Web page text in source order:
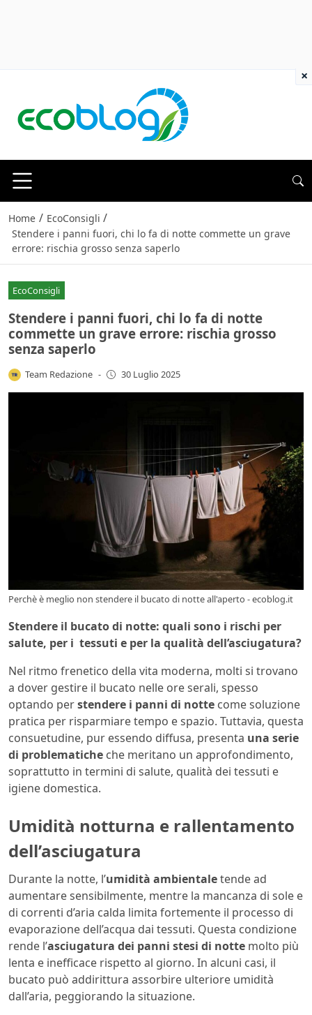
Home / EcoConsigli /
Stendere i panni fuori, chi lo fa di notte commette un grave
errore: rischia grosso senza saperlo
EcoConsigli
Stendere i panni fuori, chi lo fa di notte
commette un grave errore: rischia grosso
senza saperlo
Team Redazione - 30 Luglio 2025
Perchè è meglio non stendere il bucato di notte all'aperto - ecoblog.it
Stendere il bucato di notte: quali sono i rischi per
salute, per i tessuti e per la qualità dell’asciugatura?
Nel ritmo frenetico della vita moderna, molti si trovano
a dover gestire il bucato nelle ore serali, spesso
optando perstendere i panni di notte come soluzione
pratica per risparmiare tempo e spazio. Tuttavia, questa
consuetudine, pur essendo diffusa, presenta una serie
di problematiche che meritano un approfondimento,
soprattutto in termini di salute, qualità dei tessuti e
igiene domestica.
Umidità notturna e rallentamento
dell’asciugatura
Durante la notte, l’umidità ambientaletende ad
aumentare sensibilmente, mentre la mancanza di sole e
di correnti d’aria calda limita fortemente il processo di
evaporazione dell’acqua dai tessuti. Questa condizione
rende l’asciugatura dei panni stesi di notte molto più
lenta e inefficace rispetto al giorno. In alcuni casi, il
bucato può addirittura assorbire ulteriore umidità
dall’aria, peggiorando la situazione.
×